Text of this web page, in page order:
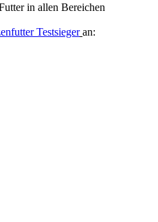
in allen Bereichen
Testsieger an: